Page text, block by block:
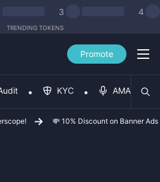
3 4
TRENDING TOKENS
Promote
KYC AMA
💸 10% Discount on Banner Ads